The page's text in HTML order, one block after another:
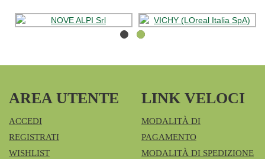
AREA UTENTE
ACCEDI
REGISTRATI
WISHLIST
LINK VELOCI
MODALITÀ DI
PAGAMENTO
MODALITÀ DI SPEDIZIONE